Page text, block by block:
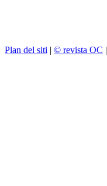
Plan del siti | © revista OC |